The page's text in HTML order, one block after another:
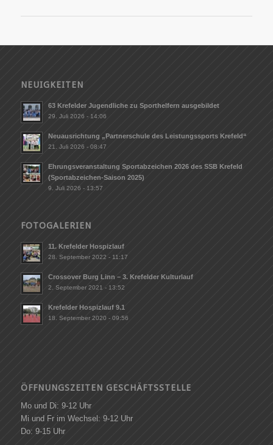
NEUIGKEITEN
63 Krefelder Jugendliche zu Sporthelfern ausgebildet
29. Juli 2026 - 14:06
Neuausrichtung „Partnerschule des Leistungssports Krefeld“
21. Juli 2026 - 08:47
Ehrungsveranstaltung Sportabzeichen 2026 des SSB Krefeld
(Sportabzeichen-Saison 2025)
9. Juli 2026 - 13:57
FOTOGALERIEN
11. Krefelder Hospizlauf
28. September 2022 - 11:17
Crossover Burg Linn – 3. Krefelder Kulturlauf
2. September 2021 - 13:52
Krefelder Hospizlauf 9.1
18. September 2020 - 09:56
ÖFFNUNGSZEITEN GESCHÄFTSSTELLE
Mo und Di: 9-12 Uhr
Mi und Fr im Wechsel: 9-12 Uhr
Do: 9-15 Uhr